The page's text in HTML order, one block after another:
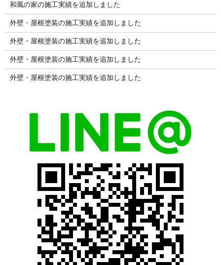
和風の家の施工実績を追加しました
外壁・屋根塗装の施工実績を追加しました
外壁・屋根塗装の施工実績を追加しました
外壁・屋根塗装の施工実績を追加しました
外壁・屋根塗装の施工実績を追加しました